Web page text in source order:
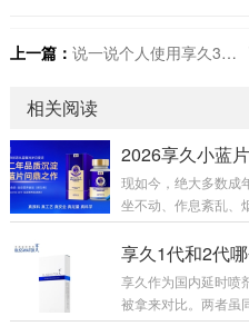
上一篇： 说一说个人使用享久3代小蓝瓶后的真实用后感
相关阅读
现如今，绝大多数成
坐不动、作息紊乱、
各项指标正常，身体
足、腰膝酸软、事后
滋补品见效慢、腥
年的知名品牌享久
享久1代和2代
享久作为国内延时喷
被拿来对比。两者虽
用体感及性价比上差